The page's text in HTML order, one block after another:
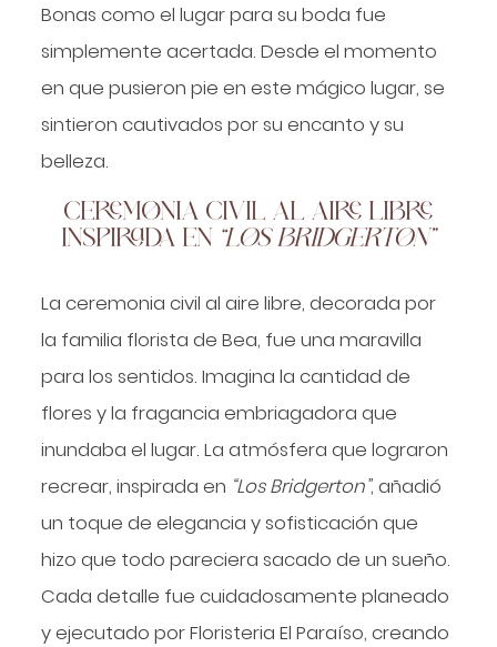
Bonas como el lugar para su boda fue
simplemente acertada. Desde el momento
en que pusieron pie en este mágico lugar, se
sintieron cautivados por su encanto y su
belleza.
CEREMONIA CIVIL AL AIRE LIBRE
INSPIRADA EN “LOS BRIDGERTON”
La ceremonia civil al aire libre, decorada por
la familia florista de Bea, fue una maravilla
para los sentidos. Imagina la cantidad de
flores y la fragancia embriagadora que
inundaba el lugar. La atmósfera que lograron
recrear, inspirada en “Los Bridgerton”, añadió
un toque de elegancia y sofisticación que
hizo que todo pareciera sacado de un sueño.
Cada detalle fue cuidadosamente planeado
y ejecutado por Floristeria El Paraíso, creando